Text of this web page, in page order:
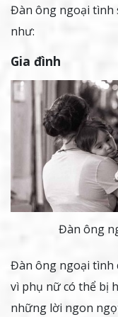
Đàn ông ngoại tình
như:
Gia đình
Đàn ông
Đàn ông ngoại tình
vì phụ nữ có thể bị
những lời ngon